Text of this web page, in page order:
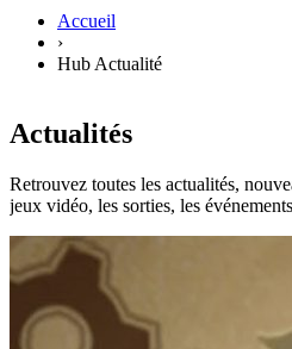
Accueil
›
Hub Actualité
Actualités
Retrouvez toutes les actualités,
jeux vidéo, les sorties, les